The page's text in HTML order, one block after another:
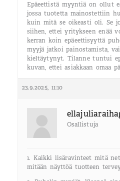
Epäeettistä myyntiä on ollut
jossa tuotetta mainostettiin
kuin mitä se oikeasti oli. Se
siihen, ettei yritykseen enää
kerran koin epäeettisyyttä
myyjä jatkoi painostamista,
kieltäytynyt. Tilanne tuntui
kuvan, ettei asiakkaan omaa
23.9.2025, 11:10
Osallistuja
1. Kaikki lisäravinteet mitä
mitään näyttöä tuotteen